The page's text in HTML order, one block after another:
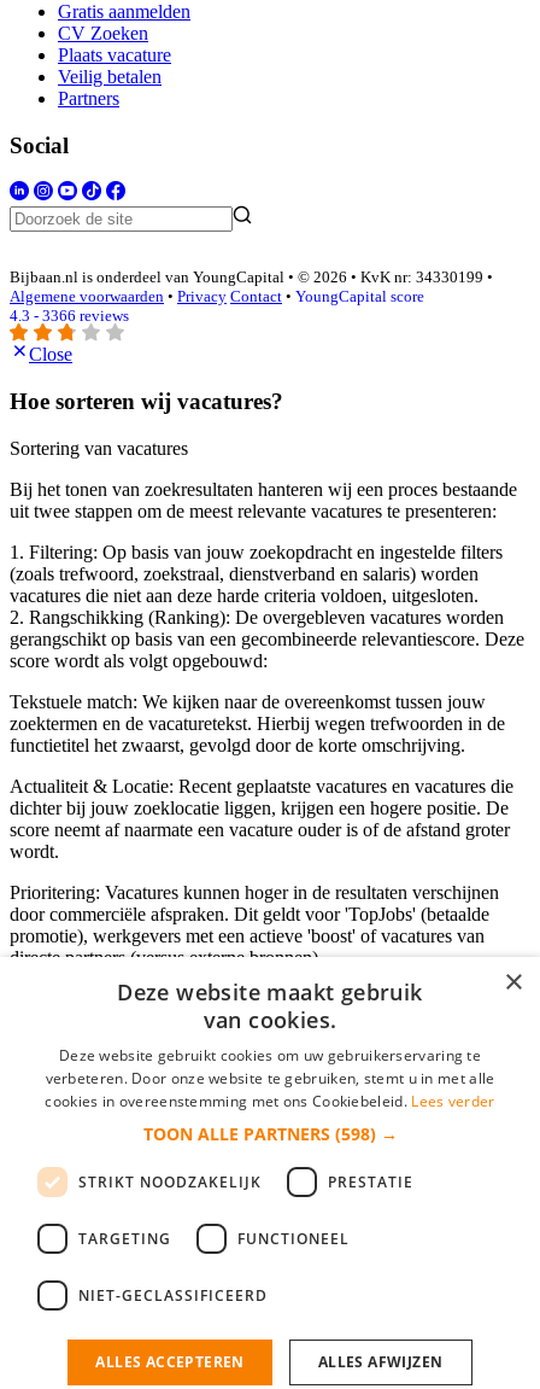
Gratis aanmelden
CV Zoeken
Plaats vacature
Veilig betalen
Partners
Social
Bijbaan.nl is onderdeel van YoungCapital • © 2026 • KvK nr: 34330199 •
Algemene voorwaarden • Privacy Contact • YoungCapital score
4.3 - 3366 reviews
Close
Hoe sorteren wij vacatures?
Sortering van vacatures
Bij het tonen van zoekresultaten hanteren wij een proces bestaande
uit twee stappen om de meest relevante vacatures te presenteren:
1. Filtering: Op basis van jouw zoekopdracht en ingestelde filters
(zoals trefwoord, zoekstraal, dienstverband en salaris) worden
vacatures die niet aan deze harde criteria voldoen, uitgesloten.
2. Rangschikking (Ranking): De overgebleven vacatures worden
gerangschikt op basis van een gecombineerde relevantiescore. Deze
score wordt als volgt opgebouwd:
Tekstuele match: We kijken naar de overeenkomst tussen jouw
zoektermen en de vacaturetekst. Hierbij wegen trefwoorden in de
functietitel het zwaarst, gevolgd door de korte omschrijving.
Actualiteit & Locatie: Recent geplaatste vacatures en vacatures die
dichter bij jouw zoeklocatie liggen, krijgen een hogere positie. De
score neemt af naarmate een vacature ouder is of de afstand groter
wordt.
Prioritering: Vacatures kunnen hoger in de resultaten verschijnen
door commerciële afspraken. Dit geldt voor 'TopJobs' (betaalde
promotie), werkgevers met een actieve 'boost' of vacatures van
directe partners (versus externe bronnen).
Inloggen als bedrijf
*
login gegevens onthouden
login
Bedrijf aanmelden
nieuwe collega/werknemer zo gevonden!
×
Deze website maakt gebruik
van cookies.
Deze website gebruikt cookies om uw gebruikerservaring te
verbeteren. Door onze website te gebruiken, stemt u in met alle
cookies in overeenstemming met ons Cookiebeleid. Lees verder
TOON ALLE PARTNERS (598) →
STRIKT NOODZAKELIJK PRESTATIE
TARGETING FUNCTIONEEL
NIET-GECLASSIFICEERD
ALLES ACCEPTEREN ALLES AFWIJZEN